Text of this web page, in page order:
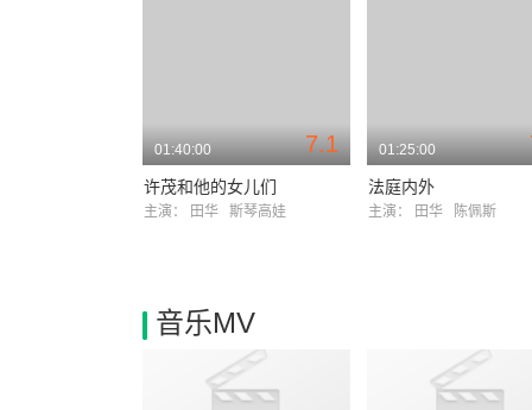
7.1
01:40:00
许茂和他的女儿们
主演： 田华 斯琴高娃
01:25:00
法庭内外
主演： 田华 陈佩斯
音乐MV